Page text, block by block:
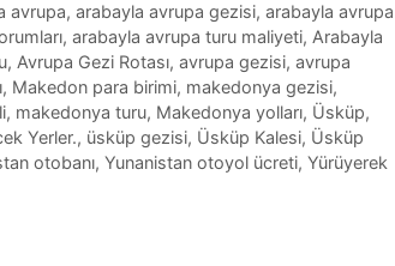
avrupa, arabayla avrupa gezisi, arabayla avrupa
, arabayla avrupa turu maliyeti, Arabayla
, Avrupa Gezi Rotası, avrupa gezisi, avrupa
, Makedon para birimi, makedonya gezisi,
, makedonya turu, Makedonya yolları, Üsküp,
Yerler., üsküp gezisi, Üsküp Kalesi, Üsküp
otobanı, Yunanistan otoyol ücreti, Yürüyerek